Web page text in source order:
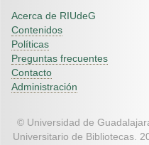
Acerca de RIUdeG
Contenidos
Políticas
Preguntas frecuentes
Contacto
Administración
© Universidad de
Universitario de Bibliotecas.